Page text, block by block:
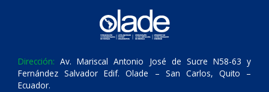
Dirección: Av. Mariscal Antonio José de Sucre N58-63 y
Fernández Salvador Edif. Olade – San Carlos, Quito –
Ecuador.